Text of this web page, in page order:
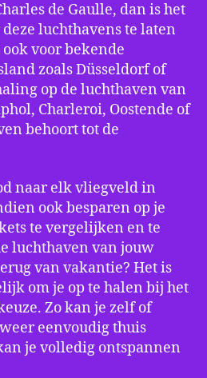
de Gaulle, dan is het
luchthavens te laten
voor bekende
zoals Düsseldorf of
op de luchthaven van
Charleroi, Oostende of
behoort tot de
naar elk vliegveld in
ook besparen op je
te vergelijken en te
luchthaven van jouw
van vakantie? Het is
om je op te halen bij het
Zo kan je zelf of
eenvoudig thuis
je volledig ontspannen